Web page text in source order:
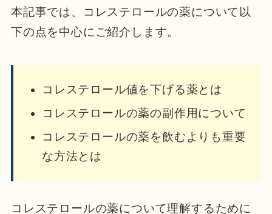
本記事では、コレステロールの薬について以
下の点を中心にご紹介します。
コレステロール値を下げる薬とは
コレステロールの薬の副作用について
コレステロールの薬を飲むよりも重要
な方法とは
コレステロールの薬について理解するために